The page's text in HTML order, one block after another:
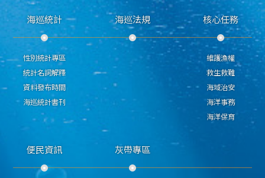
海巡統計
性別統計專區
統計名詞解釋
資料發布時間
海巡統計書刊
海巡法規 核心任務
維護漁權
救生救難
海域治安
海洋事務
海洋保育
便民資訊 灰帶專區